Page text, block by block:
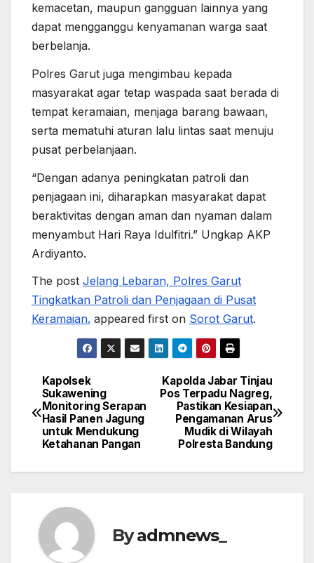
kemacetan, maupun gangguan lainnya yang
dapat mengganggu kenyamanan warga saat
berbelanja.
Polres Garut juga mengimbau kepada
masyarakat agar tetap waspada saat berada di
tempat keramaian, menjaga barang bawaan,
serta mematuhi aturan lalu lintas saat menuju
pusat perbelanjaan.
“Dengan adanya peningkatan patroli dan
penjagaan ini, diharapkan masyarakat dapat
beraktivitas dengan aman dan nyaman dalam
menyambut Hari Raya Idulfitri.” Ungkap AKP
Ardiyanto.
The post Jelang Lebaran, Polres Garut
Tingkatkan Patroli dan Penjagaan di Pusat
Keramaian. appeared first on Sorot Garut.
Post
navigation
Kapolda Jabar Tinjau
Pos Terpadu Nagreg,
Pastikan Kesiapan
Pengamanan Arus
Mudik di Wilayah
Polresta Bandung
Kapolsek
Sukawening
Monitoring Serapan
Hasil Panen Jagung
untuk Mendukung
Ketahanan Pangan
Byadmnews_